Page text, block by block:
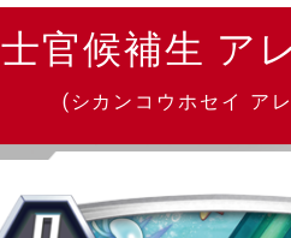
士官候補生 ア
(シカンコウホセイ ア